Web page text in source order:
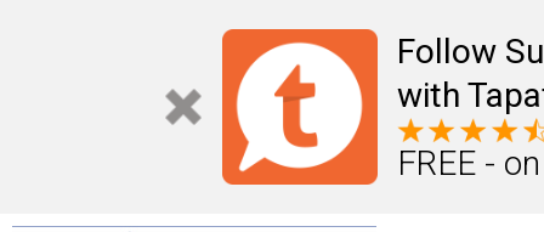
Follow
with
FREE -